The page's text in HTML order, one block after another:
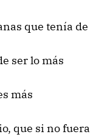
que tenía de
ser lo más
más
que si no fuera